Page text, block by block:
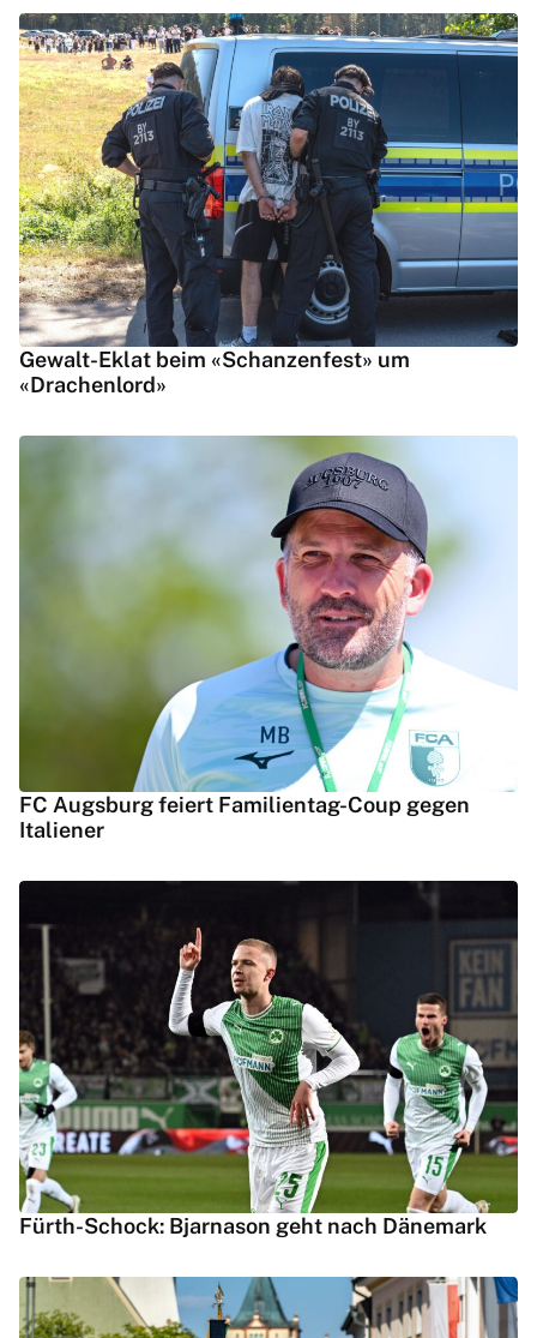
Gewalt-Eklat beim «Schanzenfest» um
«Drachenlord»
FC Augsburg feiert Familientag-Coup gegen
Italiener
Fürth-Schock: Bjarnason geht nach Dänemark